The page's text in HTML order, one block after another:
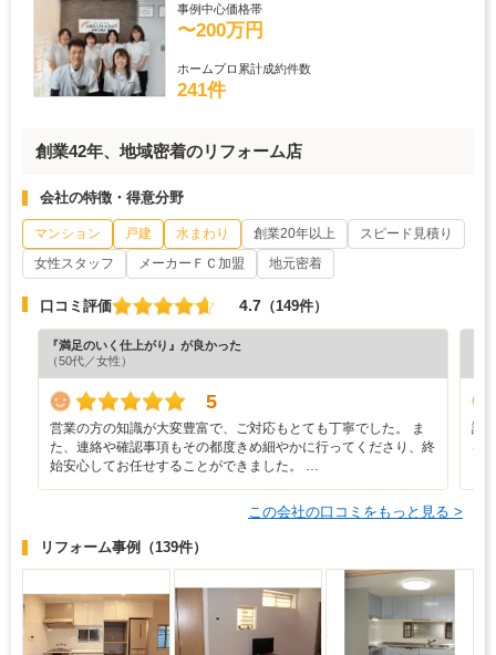
事例中心価格帯
〜200万円
ホームプロ累計成約件数
241件
創業42年、地域密着のリフォーム店
会社の特徴・得意分野
マンション 戸建 水まわり 創業20年以上
スピード見積り
女性スタッフ
メーカーＦＣ加盟 地元密着
口コミ評価 4.7 （149件）
『満足のいく仕上がり』が良かった
（50代／女性）
5
営業の方の知識が大変豊富で、ご対応もとても丁寧でした。 ま
た、連絡や確認事項もその都度きめ細やかに行ってくださり、終
始安心してお任せすることができました。 …
説
る
この会社の口コミをもっと見る >
リフォーム事例 （139件）